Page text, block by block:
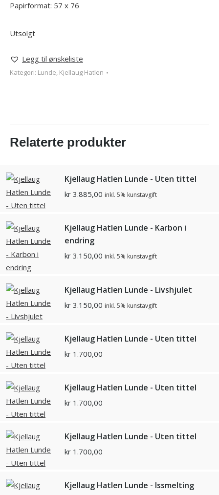
Papirformat: 57 x 76
Utsolgt
Legg til ønskeliste
Kategori: Lunde, Kjellaug Hatlen
Relaterte produkter
Kjellaug Hatlen Lunde - Uten tittel
kr 3.885,00 inkl. 5% kunstavgift
Kjellaug Hatlen Lunde - Karbon i
endring
kr 3.150,00 inkl. 5% kunstavgift
Kjellaug Hatlen Lunde - Livshjulet
kr 3.150,00 inkl. 5% kunstavgift
Kjellaug Hatlen Lunde - Uten tittel
kr 1.700,00
Kjellaug Hatlen Lunde - Uten tittel
kr 1.700,00
Kjellaug Hatlen Lunde - Uten tittel
kr 1.700,00
Kjellaug Hatlen Lunde - Issmelting